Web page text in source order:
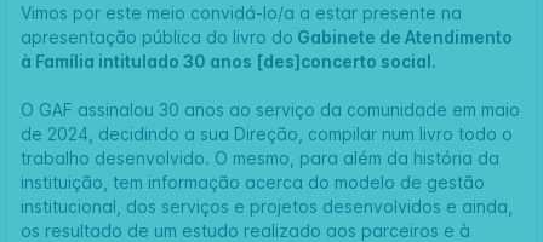
Vimos por este meio convidá-lo/a a estar presente na
apresentação pública do livro do Gabinete de Atendimento
à Família intitulado 30 anos [des]concerto social.
O GAF assinalou 30 anos ao serviço da comunidade em maio
de 2024, decidindo a sua Direção, compilar num livro todo o
trabalho desenvolvido. O mesmo, para além da história da
instituição, tem informação acerca do modelo de gestão
institucional, dos serviços e projetos desenvolvidos e ainda,
os resultado de um estudo realizado aos parceiros e à